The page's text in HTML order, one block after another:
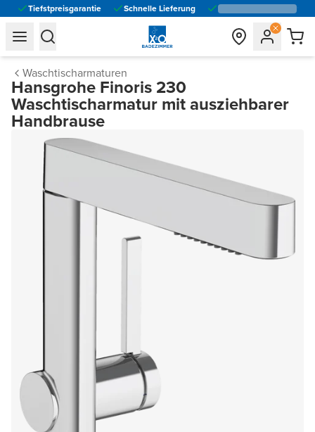
Tiefstpreisgarantie Schnelle Lieferung
general.navigation.toggle_menu.label
general.navigation.toggle_menu.label
Waschtischarmaturen
Hansgrohe Finoris 230
Waschtischarmatur mit ausziehbarer
Handbrause